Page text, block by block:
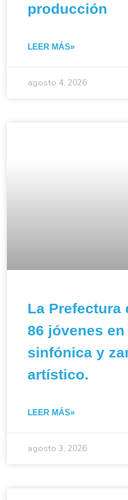
producción
LEER MÁS»
agosto 4, 2026
La Prefectura
86 jóvenes
sinfónica y
artístico.
LEER MÁS»
agosto 3, 2026